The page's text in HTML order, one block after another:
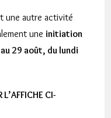
une autre activité
une initiation
29 août, du lundi
L’AFFICHE CI-